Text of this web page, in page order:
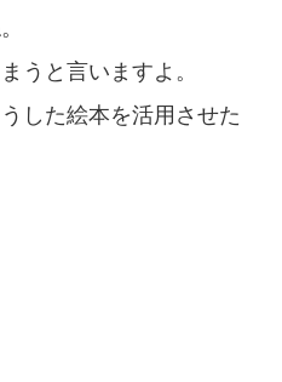
うと言いますよ。
した絵本を活用させた